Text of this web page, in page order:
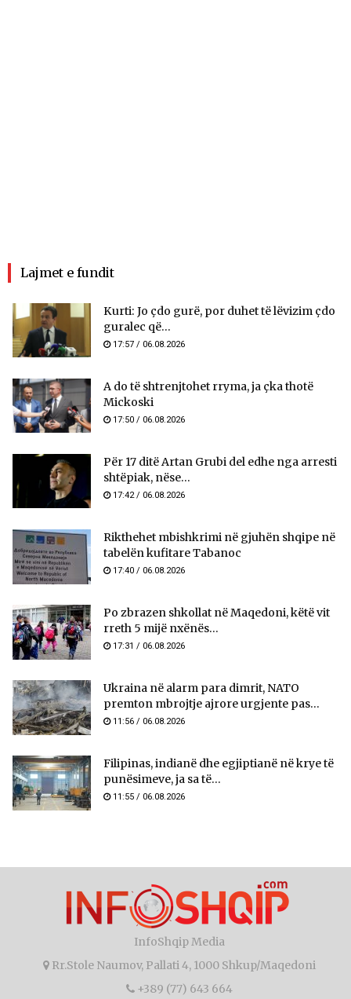
Lajmet e fundit
Kurti: Jo çdo gurë, por duhet të lëvizim çdo
guralec që...
17:57 / 06.08.2026
A do të shtrenjtohet rryma, ja çka thotë
Mickoski
17:50 / 06.08.2026
Për 17 ditë Artan Grubi del edhe nga arresti
shtëpiak, nëse...
17:42 / 06.08.2026
Rikthehet mbishkrimi në gjuhën shqipe në
tabelën kufitare Tabanoc
17:40 / 06.08.2026
Po zbrazen shkollat në Maqedoni, këtë vit
rreth 5 mijë nxënës...
17:31 / 06.08.2026
Ukraina në alarm para dimrit, NATO
premton mbrojtje ajrore urgjente pas...
11:56 / 06.08.2026
Filipinas, indianë dhe egjiptianë në krye të
punësimeve, ja sa të...
11:55 / 06.08.2026
InfoShqip Media
Rr.Stole Naumov, Pallati 4, 1000 Shkup/Maqedoni
+389 (77) 643 664